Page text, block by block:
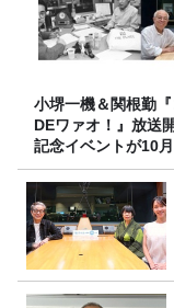
小堺一機＆関根勤
DEワァオ！』放送
記念イベントが10
（土）に開催決定
FC先行受付スター